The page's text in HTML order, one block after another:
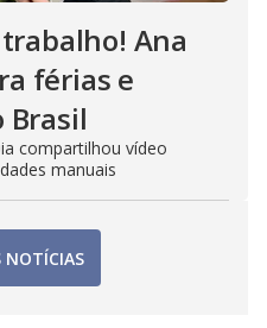
Ana
férias e
compartilhou vídeo
manuais
NOTÍCIAS